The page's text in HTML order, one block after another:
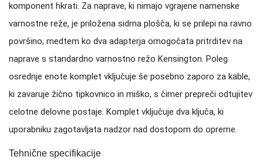
komponent hkrati. Za naprave, ki nimajo vgrajene namenske
varnostne reže, je priložena sidrna plošča, ki se prilepi na ravno
površino, medtem ko dva adapterja omogočata pritrditev na
naprave s standardno varnostno režo Kensington. Poleg
osrednje enote komplet vključuje še posebno zaporo za kable,
ki zavaruje žično tipkovnico in miško, s čimer prepreči odtujitev
celotne delovne postaje. Komplet vključuje dva ključa, ki
uporabniku zagotavljata nadzor nad dostopom do opreme.
Tehnične specifikacije